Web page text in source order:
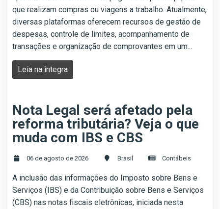
que realizam compras ou viagens a trabalho. Atualmente,
diversas plataformas oferecem recursos de gestão de
despesas, controle de limites, acompanhamento de
transações e organização de comprovantes em um...
Leia na integra
Nota Legal será afetado pela
reforma tributária? Veja o que
muda com IBS e CBS
06 de agosto de 2026 Brasil Contábeis
A inclusão das informações do Imposto sobre Bens e
Serviços (IBS) e da Contribuição sobre Bens e Serviços
(CBS) nas notas fiscais eletrônicas, iniciada nesta